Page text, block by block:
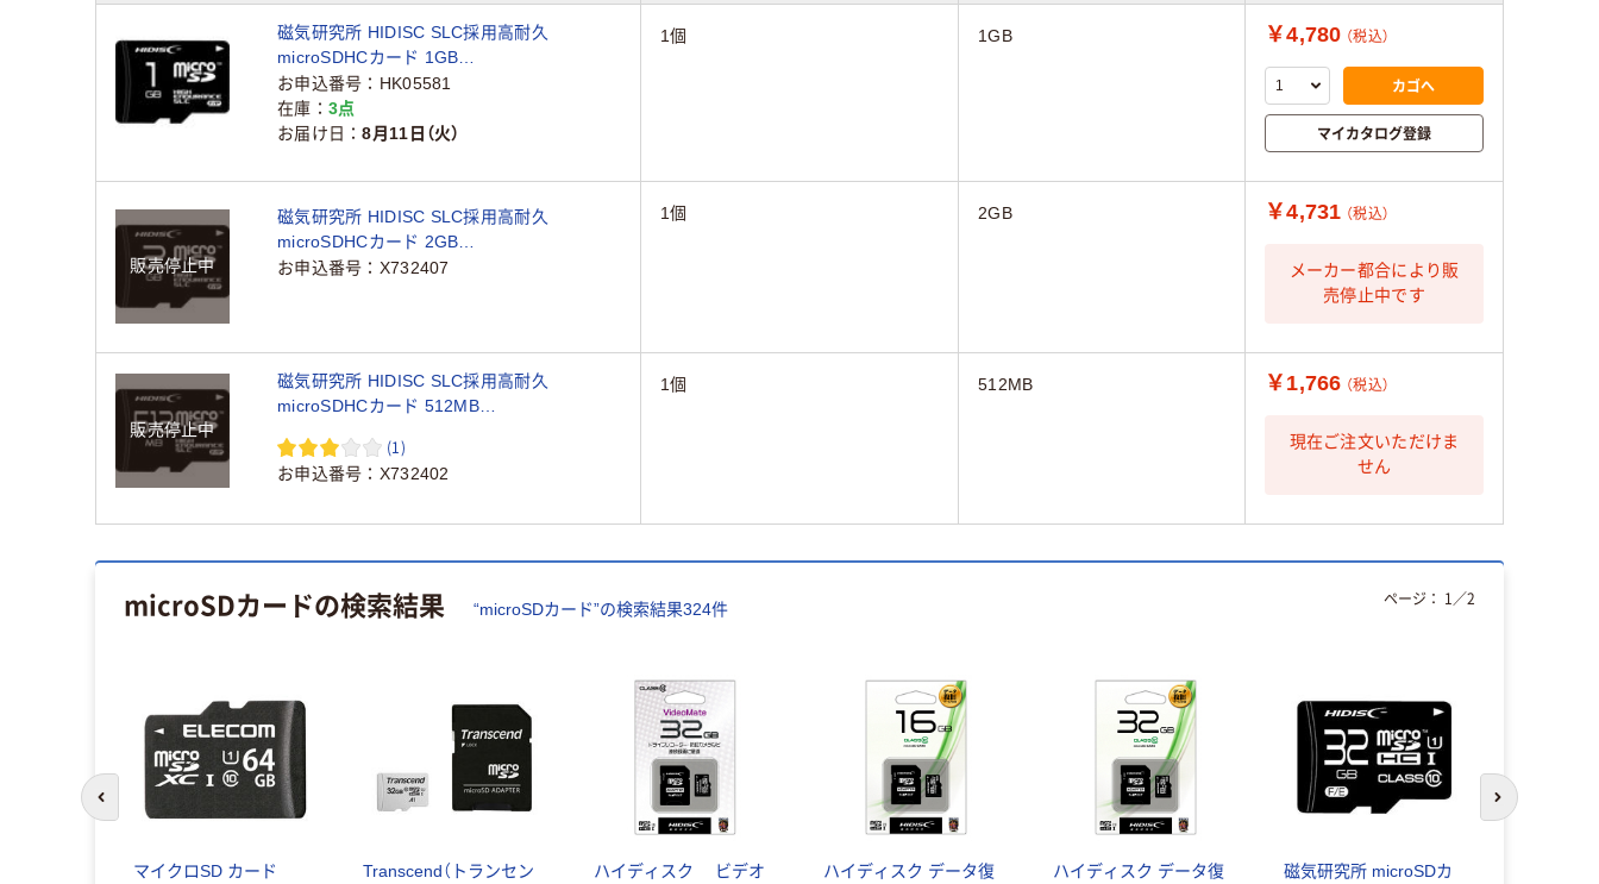
磁気研究所 HIDISC SLC採用高耐久
microSDHCカード 1GB
HDMCSD1GSLPJP3 1個
お申込番号
HK05581
在庫
3点
お届け日
8月11日（火）
1個 1GB ￥4,780 （税込）
カゴへ
マイカタログ登録
販売停止中
磁気研究所 HIDISC SLC採用高耐久
microSDHCカード 2GB
HDMCSD2GSLPJP3 1個（直送品）
お申込番号 X732407
1個 2GB ￥4,731 （税込）
メーカー都合により販
売停止中です
販売停止中
磁気研究所 HIDISC SLC採用高耐久
microSDHCカード 512MB
(1)
お申込番号 X732402
1個 512MB ￥1,766 （税込）
現在ご注文いただけま
せん
microSDカードの検索結果 “microSDカード”の検索結果324件
マイクロSD カード
Transcend（トランセン
ハイディスク ビデオ
ハイディスク データ復
ハイディスク データ復
磁気研究所 microSDカ
ページ： 1 ／2
前のスライドへ 次のスライド